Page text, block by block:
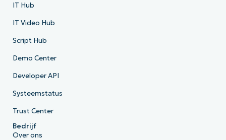
IT Hub
IT Video Hub
Script Hub
Demo Center
Developer API
Systeemstatus
Trust Center
Bedrijf
Over ons